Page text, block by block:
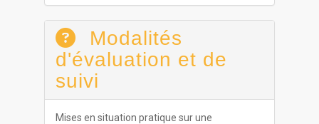
Modalités
d'évaluation et de
suivi
Mises en situation pratique sur une